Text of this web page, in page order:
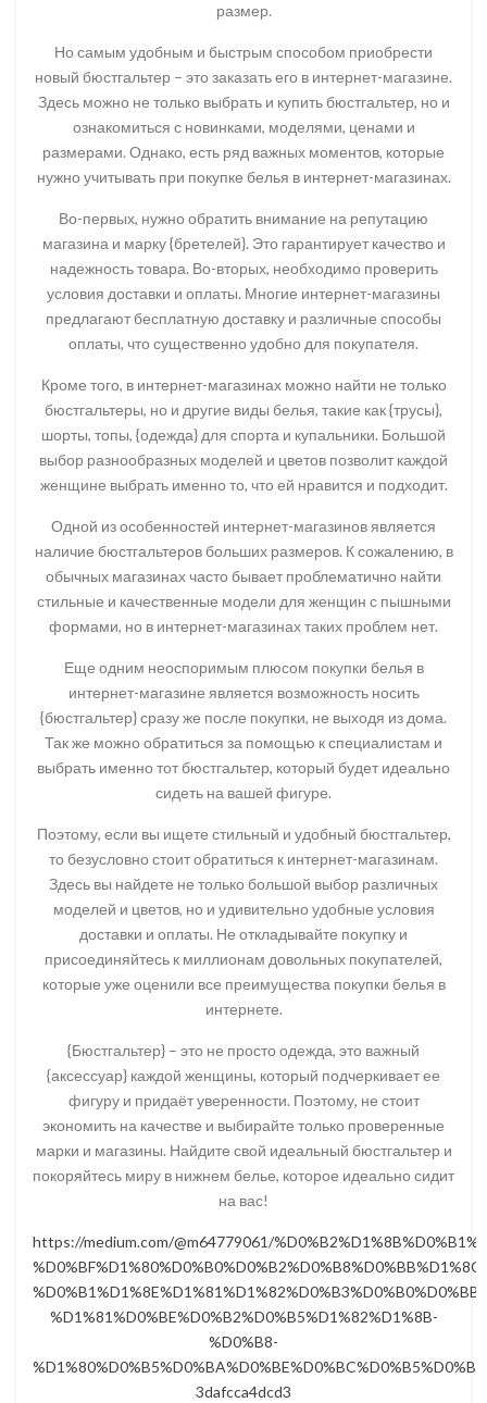
размер.
Но самым удобным и быстрым способом приобрести
новый бюстгальтер – это заказать его в интернет-магазине.
Здесь можно не только выбрать и купить бюстгальтер, но и
ознакомиться с новинками, моделями, ценами и
размерами. Однако, есть ряд важных моментов, которые
нужно учитывать при покупке белья в интернет-магазинах.
Во-первых, нужно обратить внимание на репутацию
магазина и марку {бретелей}. Это гарантирует качество и
надежность товара. Во-вторых, необходимо проверить
условия доставки и оплаты. Многие интернет-магазины
предлагают бесплатную доставку и различные способы
оплаты, что существенно удобно для покупателя.
Кроме того, в интернет-магазинах можно найти не только
бюстгальтеры, но и другие виды белья, такие как {трусы},
шорты, топы, {одежда} для спорта и купальники. Большой
выбор разнообразных моделей и цветов позволит каждой
женщине выбрать именно то, что ей нравится и подходит.
Одной из особенностей интернет-магазинов является
наличие бюстгальтеров больших размеров. К сожалению, в
обычных магазинах часто бывает проблематично найти
стильные и качественные модели для женщин с пышными
формами, но в интернет-магазинах таких проблем нет.
Еще одним неоспоримым плюсом покупки белья в
интернет-магазине является возможность носить
{бюстгальтер} сразу же после покупки, не выходя из дома.
Так же можно обратиться за помощью к специалистам и
выбрать именно тот бюстгальтер, который будет идеально
сидеть на вашей фигуре.
Поэтому, если вы ищете стильный и удобный бюстгальтер,
то безусловно стоит обратиться к интернет-магазинам.
Здесь вы найдете не только большой выбор различных
моделей и цветов, но и удивительно удобные условия
доставки и оплаты. Не откладывайте покупку и
присоединяйтесь к миллионам довольных покупателей,
которые уже оценили все преимущества покупки белья в
интернете.
{Бюстгальтер} – это не просто одежда, это важный
{аксессуар} каждой женщины, который подчеркивает ее
фигуру и придаёт уверенности. Поэтому, не стоит
экономить на качестве и выбирайте только проверенные
марки и магазины. Найдите свой идеальный бюстгальтер и
покоряйтесь миру в нижнем белье, которое идеально сидит
на вас!
https://medium.com/@m64779061/
%D1%81%D0%BE%D0%B2%D0%B5%D1%82%D1%8B-
%D0%B8-
3dafcca4dcd3